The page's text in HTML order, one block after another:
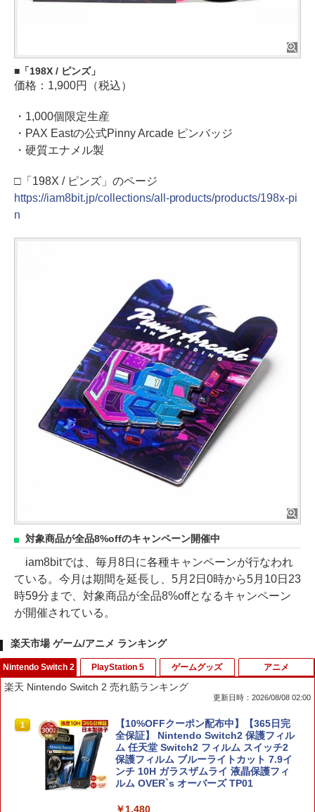
「198X / ピンズ」
価格：1,900円（税込）
・1,000個限定生産
・PAX Eastの公式Pinny Arcade ピンバッジ
・硬質エナメル製
□「198X / ピンズ」のページ
https://iam8bit.jp/collections/all-products/products/198x-pi
n
対象商品が全品8%offのキャンペーン開催中
iam8bitでは、毎月8日に各種キャンペーンが行なわれ
ている。今月は期間を延長し、5月2日0時から5月10日23
時59分まで、対象商品が全品8%offとなるキャンペーン
が開催されている。
楽天市場 ゲーム/アニメ ランキング
Nintendo Switch 2
楽天 Nintendo Switch 2 売れ筋ランキング
更新日時：2026/08/08 02:00
1
【10%OFFクーポン配布中】【365日完
全保証】 Nintendo Switch2 保護フィル
ム 任天堂 Switch2 フィルム スイッチ2
保護フィルム ブルーライトカット 7.9イ
ンチ 10H ガラスザムライ 液晶保護フィ
ルム OVER`s オーバーズ TP01
￥1,480
PlayStation 5 ゲームグッズ アニメ